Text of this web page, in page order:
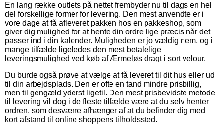
En lang række outlets på nettet frembyder nu til dags en hel
del forskellige former for levering. Den mest anvendte er i
vore dage at få afleveret pakken hos en pakkeshop, som
giver dig mulighed for at hente din ordre lige præcis når det
passer ind i din kalender. Muligheden er jo vældig nem, og i
mange tilfælde ligeledes den mest betalelige
leveringsmulighed ved køb af Ærmeløs dragt i sort velour.
Du burde også prøve at vælge at få leveret til dit hus eller ud
til din arbejdsplads. Den er ofte en tand mindre prisbillig,
men til gengæld yderst ligetil. Den mest prisbevidste metode
til levering vil dog i de fleste tilfælde være at du selv henter
ordren, som desværre afhænger af at du befinder dig med
kort afstand til online shoppens tilholdssted.